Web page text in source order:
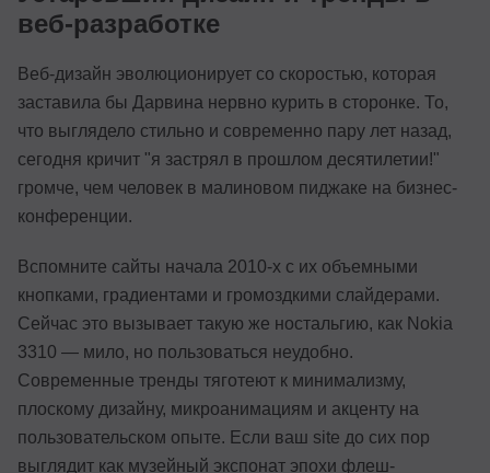
веб-разработке
Веб-дизайн эволюционирует со скоростью, которая
заставила бы Дарвина нервно курить в сторонке. То,
что выглядело стильно и современно пару лет назад,
сегодня кричит "я застрял в прошлом десятилетии!"
громче, чем человек в малиновом пиджаке на бизнес-
конференции.
Вспомните сайты начала 2010-х с их объемными
кнопками, градиентами и громоздкими слайдерами.
Сейчас это вызывает такую же ностальгию, как Nokia
3310 — мило, но пользоваться неудобно.
Современные тренды тяготеют к минимализму,
плоскому дизайну, микроанимациям и акценту на
пользовательском опыте. Если ваш site до сих пор
выглядит как музейный экспонат эпохи флеш-